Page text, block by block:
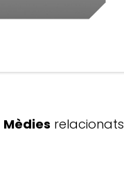
Mèdies relacionats